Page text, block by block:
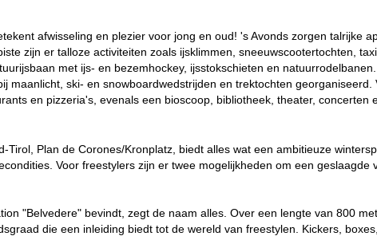
afwisseling en plezier voor jong en oud! 's Avonds zorgen talrijke
zijn er talloze activiteiten zoals ijsklimmen, sneeuwscootertochten,
met ijs- en bezemhockey, ijsstokschieten en
maanlicht, ski- en snowboardwedstrijden en trektochten
en pizzeria's, evenals een bioscoop, bibliotheek, theater, concerten
Tirol, Plan de Corones/Kronplatz, biedt alles wat een ambitieuze
Voor freestylers zijn er twee mogelijkheden om een geslaagde
"Belvedere" bevindt, zegt de naam alles. Over een lengte van 800
die een inleiding biedt tot de wereld van freestylen. Kickers,